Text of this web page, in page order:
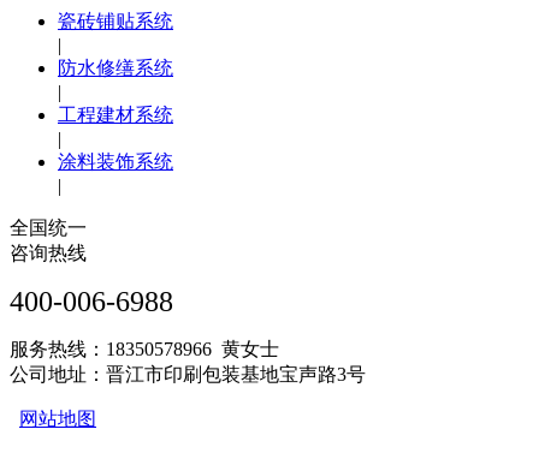
瓷砖铺贴系统
|
防水修缮系统
|
工程建材系统
|
涂料装饰系统
|
全国统一
咨询热线
400-006-6988
服务热线：18350578966 黄女士
公司地址：晋江市印刷包装基地宝声路3号
网站地图